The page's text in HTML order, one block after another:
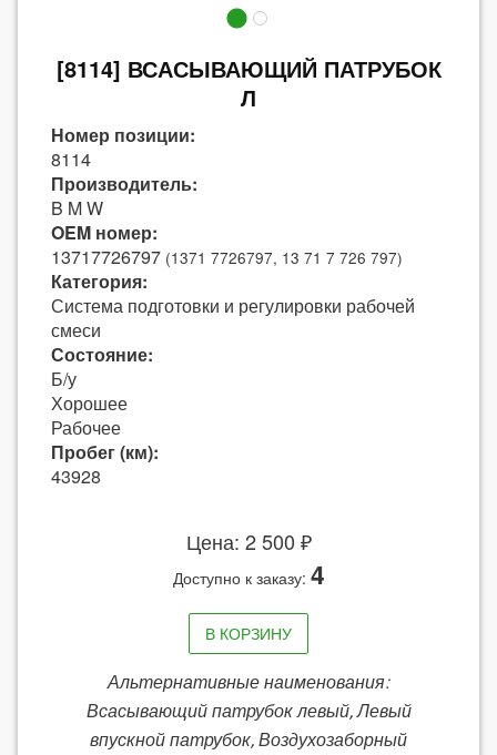
[8114] ВСАСЫВАЮЩИЙ ПАТРУБОК
Л
Номер позиции:
8114
Производитель:
B M W
OEM номер:
13717726797 (1371 7726797, 13 71 7 726 797)
Категория:
Система подготовки и регулировки рабочей
смеси
Состояние:
Б/у
Хорошее
Рабочее
Пробег (км):
43928
Цена: 2 500 ₽
Доступно к заказу: 4
В КОРЗИНУ
Альтернативные наименования:
Всасывающий патрубок левый, Левый
впускной патрубок, Воздухозаборный